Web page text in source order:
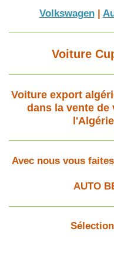
Volkswagen|
Voiture
Voiture export
dans la vente
Avec nous vous
AUTO